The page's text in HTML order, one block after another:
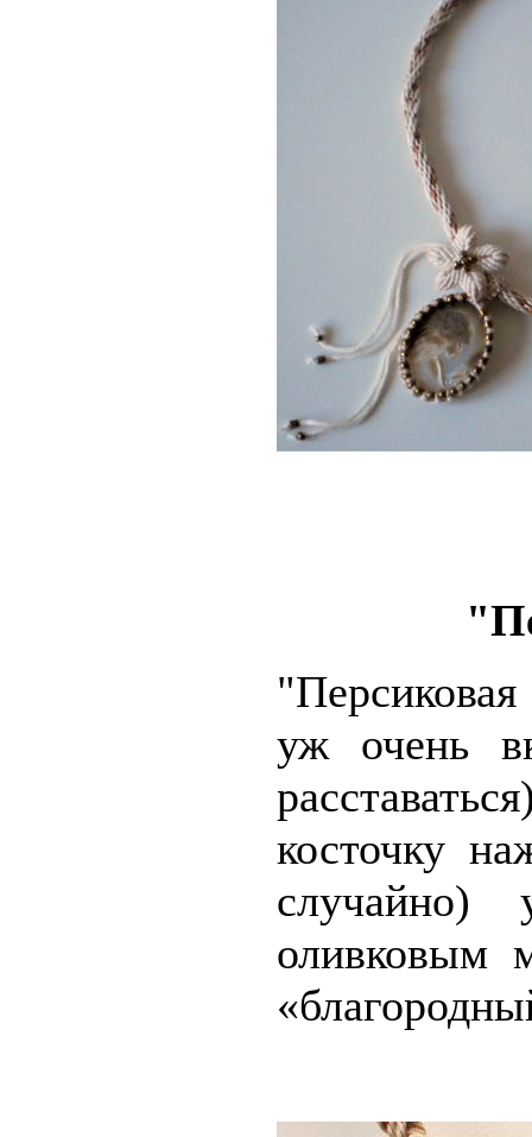
уж очень
косточку
оливковым